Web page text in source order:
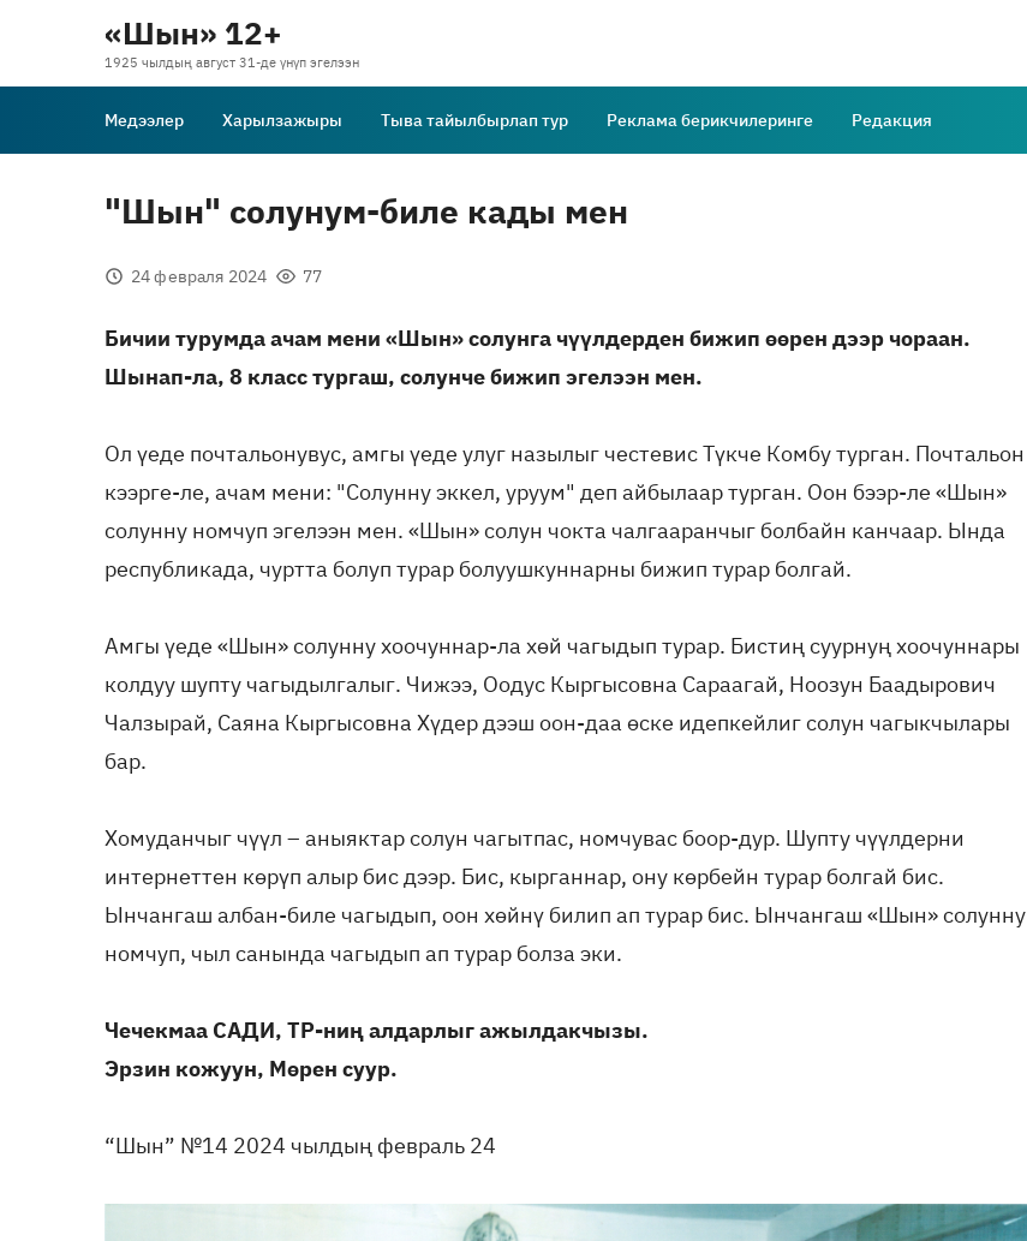
«Шын» 12+
1925 чылдың август 31-де үнүп эгелээн
Медээлер Харылзажыры Тыва тайылбырлап тур Реклама берикчилеринге Редакция
"Шын" солунум-биле кады мен
24 февраля 2024 77
Бичии турумда ачам мени «Шын» солунга чүүлдерден бижип өөрен дээр чораан.
Шынап-ла, 8 класс тургаш, солунче бижип эгелээн мен.
Ол үеде почтальонувус, амгы үеде улуг назылыг честевис Түкче Комбу турган. Почтальон
кээрге-ле, ачам мени: "Солунну эккел, уруум" деп айбылаар турган. Оон бээр-ле «Шын»
солунну номчуп эгелээн мен. «Шын» солун чокта чалгааранчыг болбайн канчаар. Ында
республикада, чуртта болуп турар болуушкуннарны бижип турар болгай.
Амгы үеде «Шын» солунну хоочуннар-ла хөй чагыдып турар. Бистиң суурнуң хоочуннары
колдуу шупту чагыдылгалыг. Чижээ, Оодус Кыргысовна Сараагай, Ноозун Баадырович
Чалзырай, Саяна Кыргысовна Хүдер дээш оон-даа өске идепкейлиг солун чагыкчылары
бар.
Хомуданчыг чүүл – аныяктар солун чагытпас, номчувас боор-дур. Шупту чүүлдерни
интернеттен көрүп алыр бис дээр. Бис, кырганнар, ону көрбейн турар болгай бис.
Ынчангаш албан-биле чагыдып, оон хөйнү билип ап турар бис. Ынчангаш «Шын» солунну
номчуп, чыл санында чагыдып ап турар болза эки.
Чечекмаа САДИ, ТР-ниң алдарлыг ажылдакчызы.
Эрзин кожуун, Мөрен суур.
“Шын” №14 2024 чылдың февраль 24